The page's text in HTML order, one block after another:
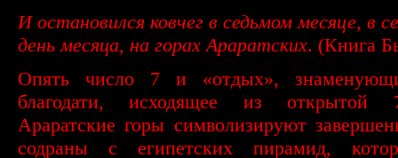
И остановился ковчег в седьмом месяце, в
день месяца, на горах Араратских. (Книга
Опять число 7 и «отдых»,
благодати, исходящее из открытой
Араратские горы символизируют
содраны с египетских пирамид,